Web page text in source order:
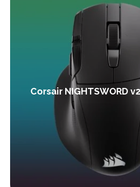
Corsair NIGHTSWORD